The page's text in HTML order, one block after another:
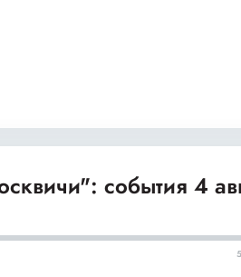
события 4